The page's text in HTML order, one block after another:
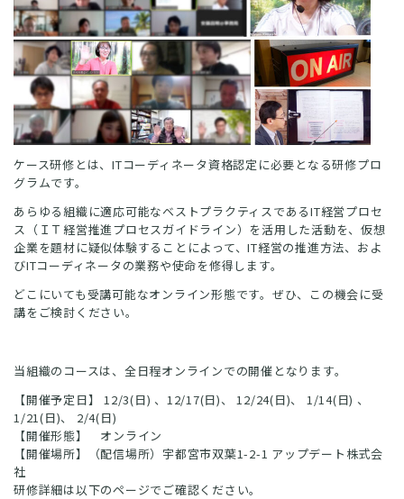
ケース研修とは、ITコーディネータ資格認定に必要となる研修プロ
グラムです。
あらゆる組織に適応可能なベストプラクティスであるIT経営プロセ
ス（ＩＴ経営推進プロセスガイドライン）を活用した活動を、仮想
企業を題材に疑似体験することによって、IT経営の推進方法、およ
びITコーディネータの業務や使命を修得します。
どこにいても受講可能なオンライン形態です。ぜひ、この機会に受
講をご検討ください。
当組織のコースは、全日程オンラインでの開催となります。
【開催予定日】 12/3(日) 、12/17(日)、 12/24(日)、 1/14(日) 、
1/21(日)、 2/4(日)
【開催形態】 オンライン
【開催場所】（配信場所）宇都宮市双葉1-2-1 アップデート株式会
社
研修詳細は以下のページでご確認ください。